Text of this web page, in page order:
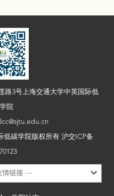
路3号上海交通大学中英国际低
院
低碳学院版权所有 沪交ICP备
情链接 ---